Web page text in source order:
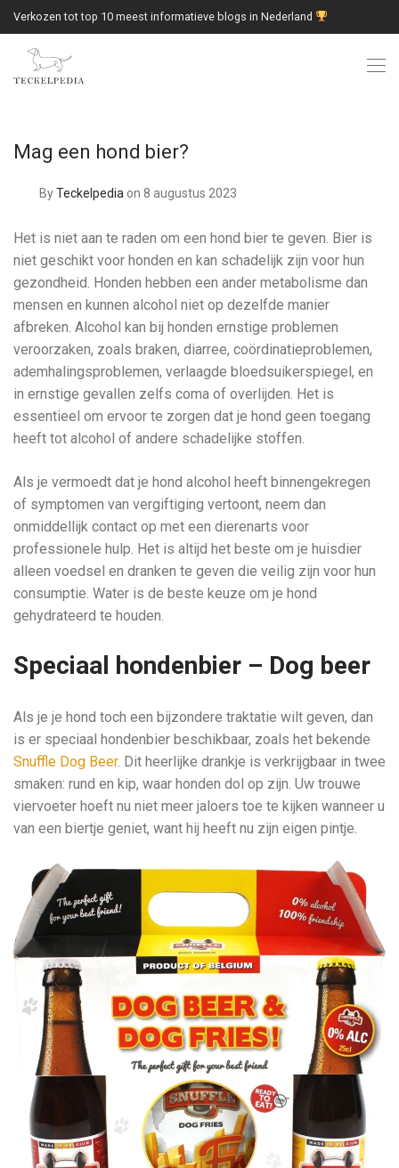
Verkozen tot top 10 meest informatieve blogs in Nederland
Mag een hond bier?
ByTeckelpedia on 8 augustus 2023
Het is niet aan te raden om een hond bier te geven. Bier is
niet geschikt voor honden en kan schadelijk zijn voor hun
gezondheid. Honden hebben een ander metabolisme dan
mensen en kunnen alcohol niet op dezelfde manier
afbreken. Alcohol kan bij honden ernstige problemen
veroorzaken, zoals braken, diarree, coördinatieproblemen,
ademhalingsproblemen, verlaagde bloedsuikerspiegel, en
in ernstige gevallen zelfs coma of overlijden. Het is
essentieel om ervoor te zorgen dat je hond geen toegang
heeft tot alcohol of andere schadelijke stoffen.
Als je vermoedt dat je hond alcohol heeft binnengekregen
of symptomen van vergiftiging vertoont, neem dan
onmiddellijk contact op met een dierenarts voor
professionele hulp. Het is altijd het beste om je huisdier
alleen voedsel en dranken te geven die veilig zijn voor hun
consumptie. Water is de beste keuze om je hond
gehydrateerd te houden.
Speciaal hondenbier – Dog beer
Als je je hond toch een bijzondere traktatie wilt geven, dan
is er speciaal hondenbier beschikbaar, zoals het bekende
Snuffle Dog Beer. Dit heerlijke drankje is verkrijgbaar in twee
smaken: rund en kip, waar honden dol op zijn. Uw trouwe
viervoeter hoeft nu niet meer jaloers toe te kijken wanneer u
van een biertje geniet, want hij heeft nu zijn eigen pintje.